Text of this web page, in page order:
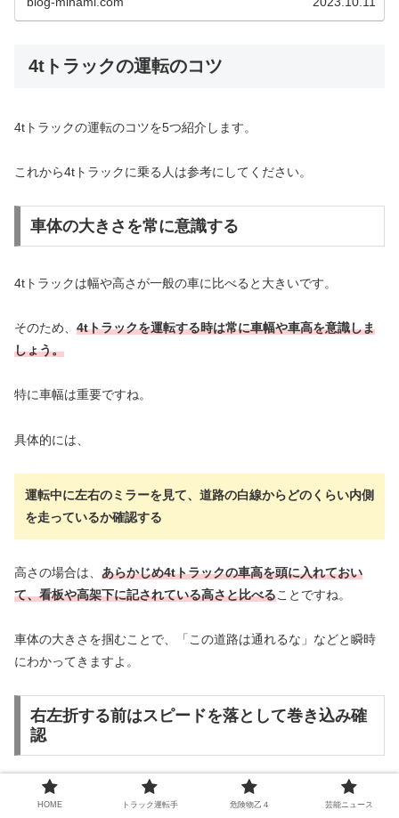
4tトラックの運転のコツ
4tトラックの運転のコツを5つ紹介します。
これから4tトラックに乗る人は参考にしてください。
車体の大きさを常に意識する
4tトラックは幅や高さが一般の車に比べると大きいです。
そのため、 4tトラックを運転する時は常に車幅や車高を意識しま
しょう。
特に車幅は重要ですね。
具体的には、
運転中に左右のミラーを見て、道路の白線からどのくらい内側
を走っているか確認する
高さの場合は、 あらかじめ4tトラックの車高を頭に入れておい
て、看板や高架下に記されている高さと比べることですね。
車体の大きさを掴むことで、「この道路は通れるな」などと瞬時
にわかってきますよ。
右左折する前はスピードを落として巻き込み確
認
4tトラックの事故で怖いのが巻き込み事故です。
HOME トラック運転手 危険物乙４ 芸能ニュース